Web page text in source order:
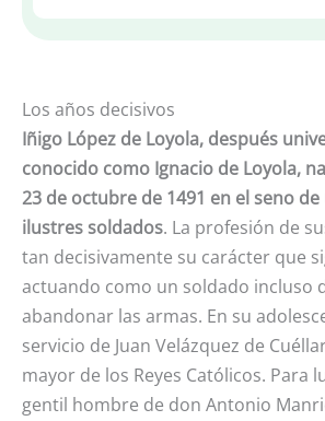
Los años decisivos
Iñigo López de Loyola, después
conocido como Ignacio de Loyola,
23 de octubre de 1491 en el seno
ilustres soldados. La profesión de
tan decisivamente su carácter que
actuando como un soldado incluso
abandonar las armas. En su
servicio de Juan Velázquez de
mayor de los Reyes Católicos. Para
gentil hombre de don Antonio